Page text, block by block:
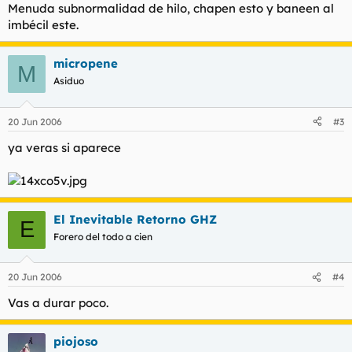
Menuda subnormalidad de hilo, chapen esto y baneen al
imbécil este.
M micropene
Asiduo
20 Jun 2006 #3
ya veras si aparece
E El Inevitable Retorno GHZ
Forero del todo a cien
20 Jun 2006 #4
Vas a durar poco.
piojoso